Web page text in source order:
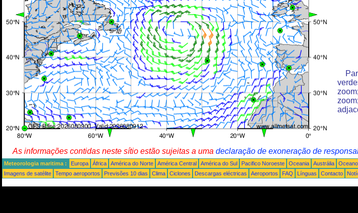
As informações contidas neste sítio estão sujeitas a uma declaração de exoneração de
Meteorologia maritima : Europa África América do Norte América Central América do Sul Pacifico Noroeste Oceania Austrália
Imagens de satélite
Tempo aeroportos Previsões 10 dias Clima Ciclones Descargas eléctricas Aeroportos FAQ Línguas Contacto